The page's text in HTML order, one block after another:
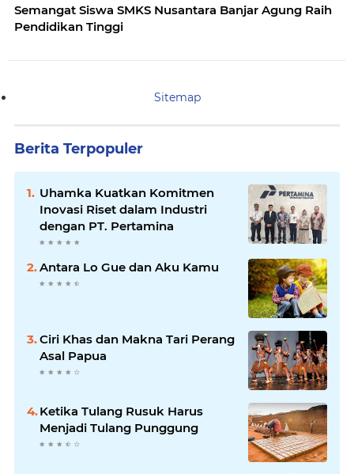
Semangat Siswa SMKS Nusantara Banjar Agung Raih
Pendidikan Tinggi
Sitemap
Berita Terpopuler
Uhamka Kuatkan Komitmen
Inovasi Riset dalam Industri
dengan PT. Pertamina
Antara Lo Gue dan Aku Kamu
Ciri Khas dan Makna Tari Perang
Asal Papua
Ketika Tulang Rusuk Harus
Menjadi Tulang Punggung